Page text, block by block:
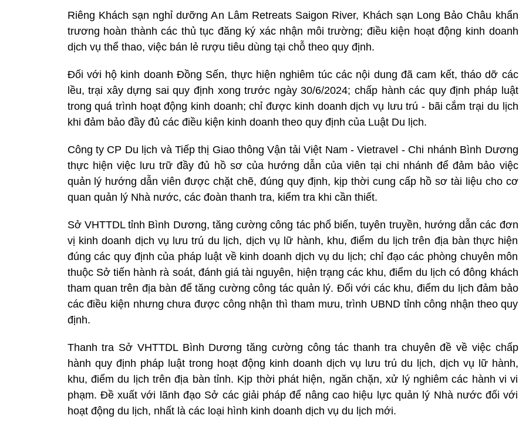
Riêng Khách sạn nghỉ dưỡng An Lâm Retreats Saigon River, Khách sạn Long Bảo Châu khẩn
trương hoàn thành các thủ tục đăng ký xác nhận môi trường; điều kiện hoạt động kinh doanh
dịch vụ thể thao, việc bán lẻ rượu tiêu dùng tại chỗ theo quy định.
Đối với hộ kinh doanh Đồng Sến, thực hiện nghiêm túc các nội dung đã cam kết, tháo dỡ các
lều, trại xây dựng sai quy định xong trước ngày 30/6/2024; chấp hành các quy định pháp luật
trong quá trình hoạt động kinh doanh; chỉ được kinh doanh dịch vụ lưu trú - bãi cắm trại du lịch
khi đảm bảo đầy đủ các điều kiện kinh doanh theo quy định của Luật Du lịch.
Công ty CP Du lịch và Tiếp thị Giao thông Vận tải Việt Nam - Vietravel - Chi nhánh Bình Dương
thực hiện việc lưu trữ đầy đủ hồ sơ của hướng dẫn của viên tại chi nhánh để đảm bảo việc
quản lý hướng dẫn viên được chặt chẽ, đúng quy định, kịp thời cung cấp hồ sơ tài liệu cho cơ
quan quản lý Nhà nước, các đoàn thanh tra, kiểm tra khi cần thiết.
Sở VHTTDL tỉnh Bình Dương, tăng cường công tác phổ biến, tuyên truyền, hướng dẫn các đơn
vị kinh doanh dịch vụ lưu trú du lịch, dịch vụ lữ hành, khu, điểm du lịch trên địa bàn thực hiện
đúng các quy định của pháp luật về kinh doanh dịch vụ du lịch; chỉ đạo các phòng chuyên môn
thuộc Sở tiến hành rà soát, đánh giá tài nguyên, hiện trạng các khu, điểm du lịch có đông khách
tham quan trên địa bàn để tăng cường công tác quản lý. Đối với các khu, điểm du lịch đảm bảo
các điều kiện nhưng chưa được công nhận thì tham mưu, trình UBND tỉnh công nhận theo quy
định.
Thanh tra Sở VHTTDL Bình Dương tăng cường công tác thanh tra chuyên đề về việc chấp
hành quy định pháp luật trong hoạt động kinh doanh dịch vụ lưu trú du lịch, dịch vụ lữ hành,
khu, điểm du lịch trên địa bàn tỉnh. Kịp thời phát hiện, ngăn chặn, xử lý nghiêm các hành vi vi
phạm. Đề xuất với lãnh đạo Sở các giải pháp để nâng cao hiệu lực quản lý Nhà nước đối với
hoạt động du lịch, nhất là các loại hình kinh doanh dịch vụ du lịch mới.